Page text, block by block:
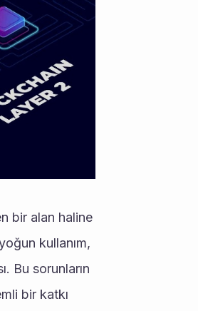
kullanım,
Bu sorunların
bir katkı